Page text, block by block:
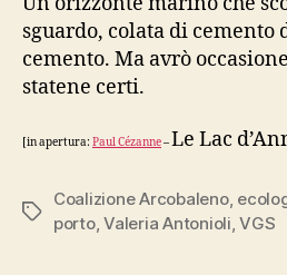
sguardo, colata di cemento
cemento. Ma avrò
statene certi.
[in apertura: Paul Cézanne–Le Lac
Tag
Coalizione Arcobaleno,
porto,Valeria Antonioli,VGS